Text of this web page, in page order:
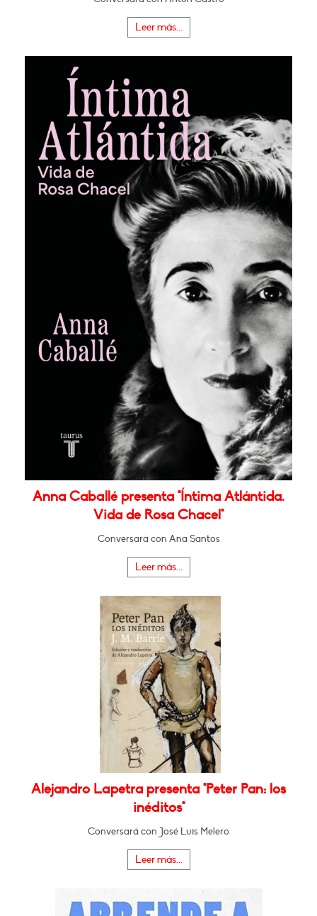
Leer más...
Anna Caballé presenta "Íntima Atlántida.
Vida de Rosa Chacel"
Conversará con Ana Santos
Leer más...
Alejandro Lapetra presenta "Peter Pan: los
inéditos"
Conversará con José Luis Melero
Leer más...